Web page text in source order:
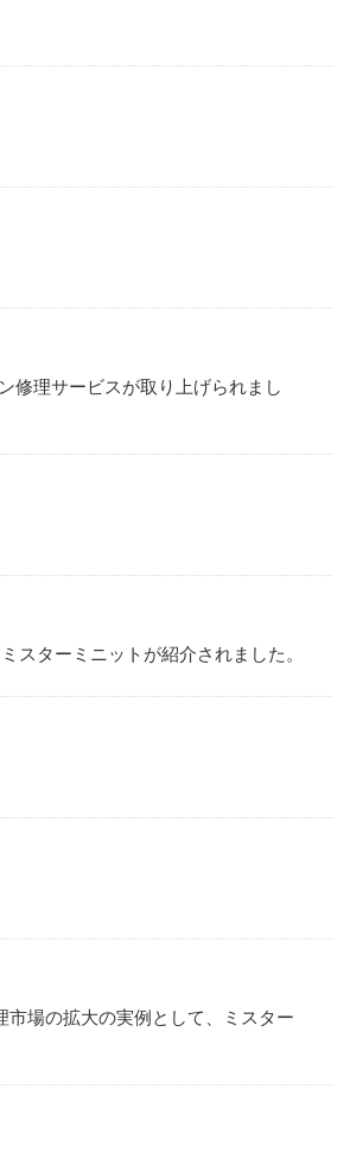
修理サービスが取り上げられまし
スターミニットが紹介されました。
市場の拡大の実例として、ミスター